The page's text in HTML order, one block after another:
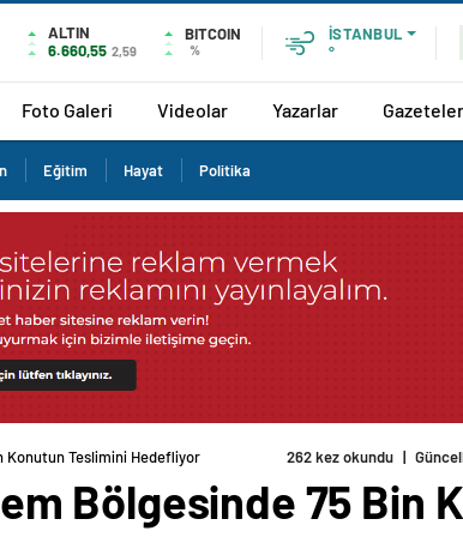
ALTIN
6.660,55 2,59
BITCOIN
%
İSTANBUL
°
Foto Galeri Videolar Yazarlar Gazeteler
Eğitim Hayat Politika
Konutun Teslimini Hedefliyor 262 kez okundu |
Bölgesinde 75 Bin